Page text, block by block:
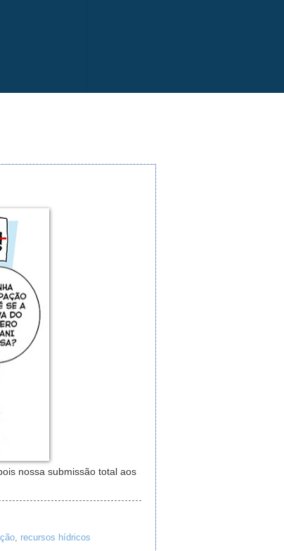
nossa submissão total aos
, recursos hídricos